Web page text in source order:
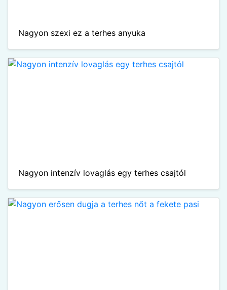
Nagyon szexi ez a terhes anyuka
Nagyon intenzív lovaglás egy terhes csajtól